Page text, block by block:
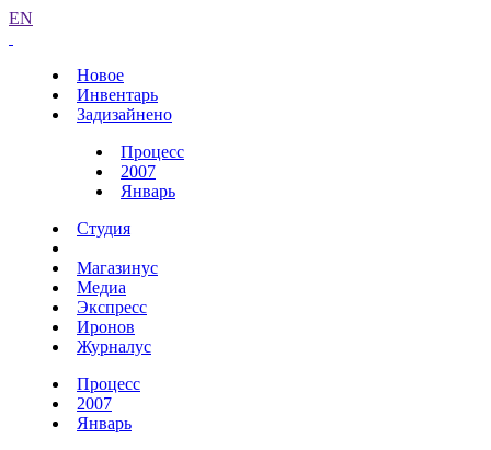
EN
Новое
Инвентарь
Задизайнено
Процесс
2007
Январь
Студия
Магазинус
Медиа
Экспресс
Иронов
Журналус
Процесс
2007
Январь